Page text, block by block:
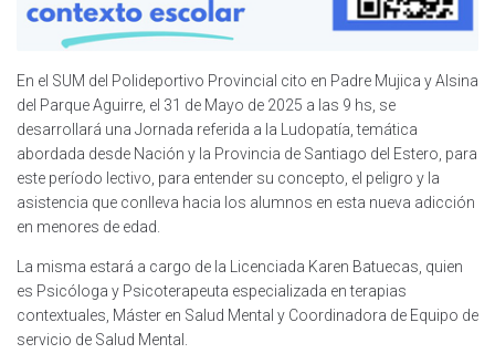
En el SUM del Polideportivo Provincial cito en Padre Mujica y Alsina
del Parque Aguirre, el 31 de Mayo de 2025 a las 9 hs, se
desarrollará una Jornada referida a la Ludopatía, temática
abordada desde Nación y la Provincia de Santiago del Estero, para
este período lectivo, para entender su concepto, el peligro y la
asistencia que conlleva hacia los alumnos en esta nueva adicción
en menores de edad.
La misma estará a cargo de la Licenciada Karen Batuecas, quien
es Psicóloga y Psicoterapeuta especializada en terapias
contextuales, Máster en Salud Mental y Coordinadora de Equipo de
servicio de Salud Mental.